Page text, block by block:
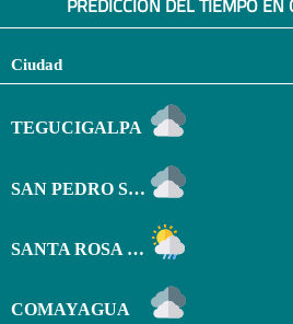
PREDICCIÓN DEL TIEMPO EN
Ciudad
TEGUCIGALPA
SAN PEDRO SULA
SANTA ROSA DE COPÁN
COMAYAGUA